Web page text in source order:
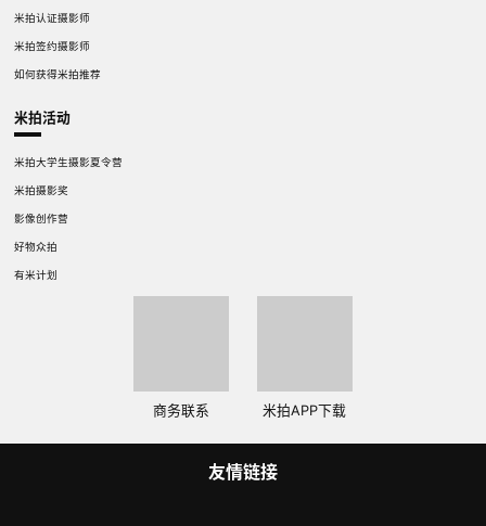
米拍认证摄影师
米拍签约摄影师
如何获得米拍推荐
米拍活动
米拍大学生摄影夏令营
米拍摄影奖
影像创作营
好物众拍
有米计划
商务联系 米拍APP下载
友情链接